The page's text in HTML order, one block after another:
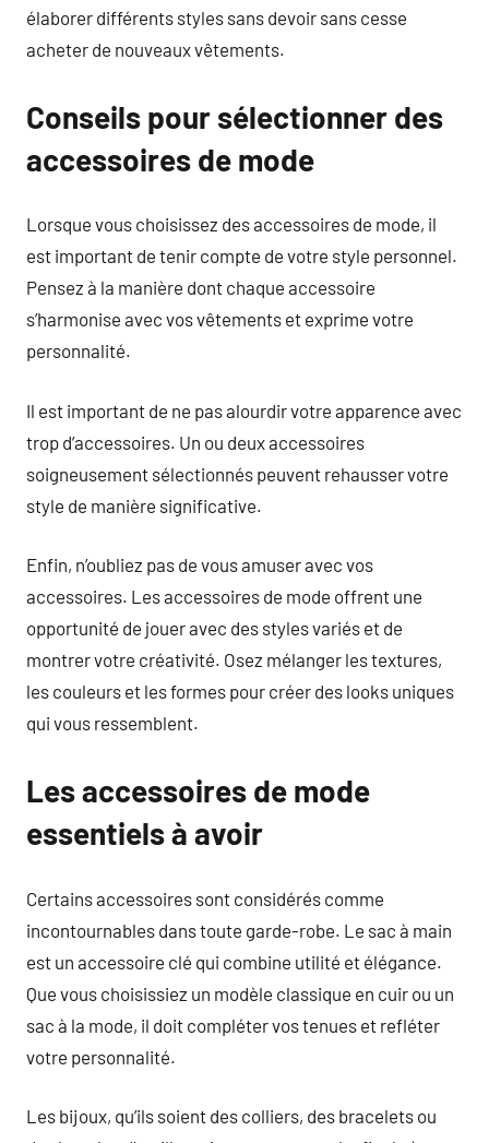
élaborer différents styles sans devoir sans cesse
acheter de nouveaux vêtements.
Conseils pour sélectionner des
accessoires de mode
Lorsque vous choisissez des accessoires de mode, il
est important de tenir compte de votre style personnel.
Pensez à la manière dont chaque accessoire
s’harmonise avec vos vêtements et exprime votre
personnalité.
Il est important de ne pas alourdir votre apparence avec
trop d’accessoires. Un ou deux accessoires
soigneusement sélectionnés peuvent rehausser votre
style de manière significative.
Enfin, n’oubliez pas de vous amuser avec vos
accessoires. Les accessoires de mode offrent une
opportunité de jouer avec des styles variés et de
montrer votre créativité. Osez mélanger les textures,
les couleurs et les formes pour créer des looks uniques
qui vous ressemblent.
Les accessoires de mode
essentiels à avoir
Certains accessoires sont considérés comme
incontournables dans toute garde-robe. Le sac à main
est un accessoire clé qui combine utilité et élégance.
Que vous choisissiez un modèle classique en cuir ou un
sac à la mode, il doit compléter vos tenues et refléter
votre personnalité.
Les bijoux, qu’ils soient des colliers, des bracelets ou